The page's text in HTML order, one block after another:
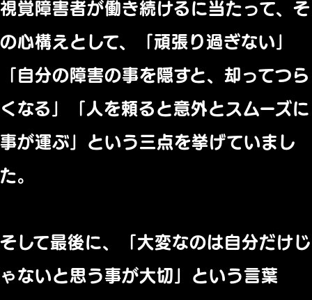
視覚障害者が働き続けるに当たって、そ
の心構えとして、「頑張り過ぎない」
「自分の障害の事を隠すと、却ってつら
くなる」
「人を頼ると意外とスムーズに
事が運ぶ」 という三点を挙げていまし
た。
そして最後に、「 大変なのは自分だけじ
ゃないと思う事が大切」という言葉